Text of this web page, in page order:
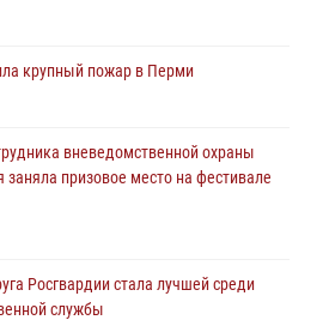
поддержку при задержании
с Росгвардией»
провели день в клубе
крупный пожар в Перми
вневедомственной охраны
призовое место на фестивале
Росгвардии стала лучшей среди
службы